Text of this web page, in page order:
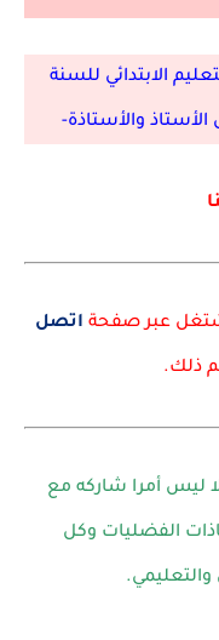
الابتدائي للسنة
الأستاذ والأستاذة-
عبر صفحة اتصل
ذلك.
ليس أمرا شاركه مع
الفضليات وكل
والتعليمي.